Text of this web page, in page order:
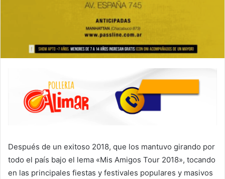
Después de un exitoso 2018, que los mantuvo girando por
todo el país bajo el lema «Mis Amigos Tour 2018», tocando
en las principales fiestas y festivales populares y masivos